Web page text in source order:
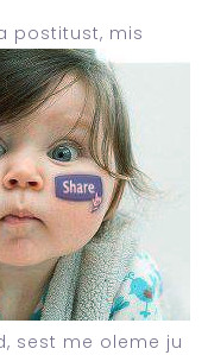
postitust, mis
sest me oleme ju